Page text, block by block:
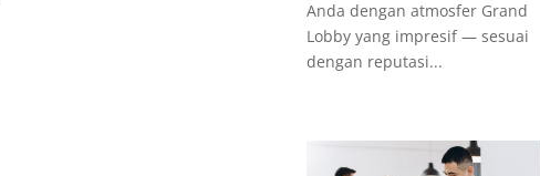
Anda dengan atmosfer Grand
Lobby yang impresif — sesuai
dengan reputasi...